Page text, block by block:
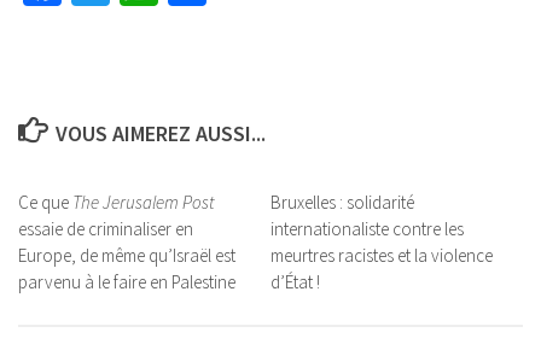
VOUS AIMEREZ AUSSI...
Ce que The Jerusalem Post
essaie de criminaliser en
Europe, de même qu’Israël est
parvenu à le faire en Palestine
Bruxelles : solidarité
internationaliste contre les
meurtres racistes et la violence
d’État !